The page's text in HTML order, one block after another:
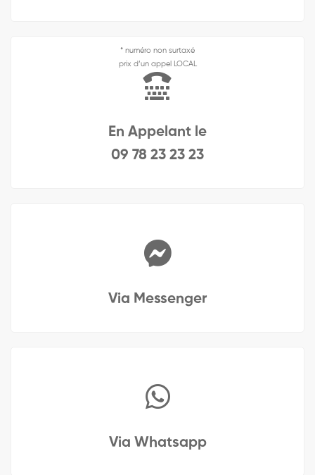
* numéro non surtaxé
prix d’un appel LOCAL
En Appelant le
09 78 23 23 23
Via Messenger
Via Whatsapp